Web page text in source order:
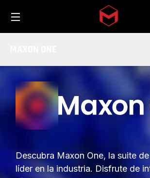
Skip to main
Descubra Maxon One, la suite
líder en la industria. Disfrute de